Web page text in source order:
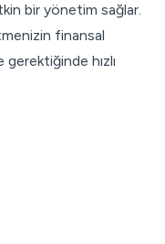
bir yönetim sağlar.
finansal
hızlı